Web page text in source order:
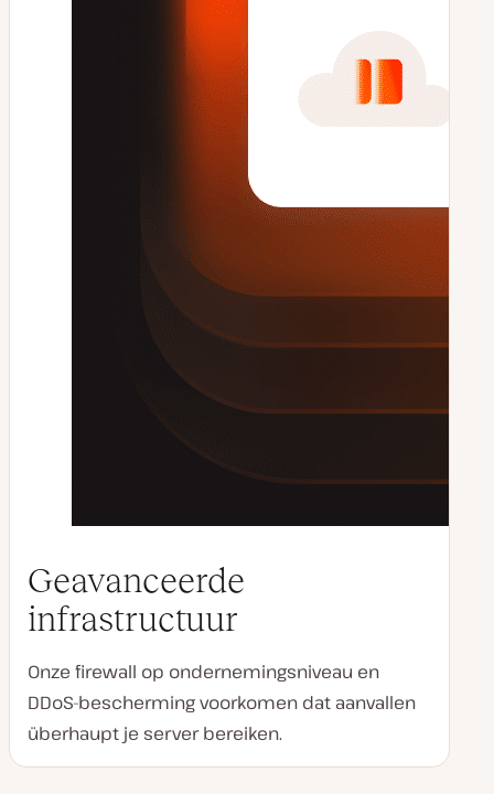
Geavanceerde
infrastructuur
Onze firewall op ondernemingsniveau en
DDoS-bescherming voorkomen dat aanvallen
überhaupt je server bereiken.